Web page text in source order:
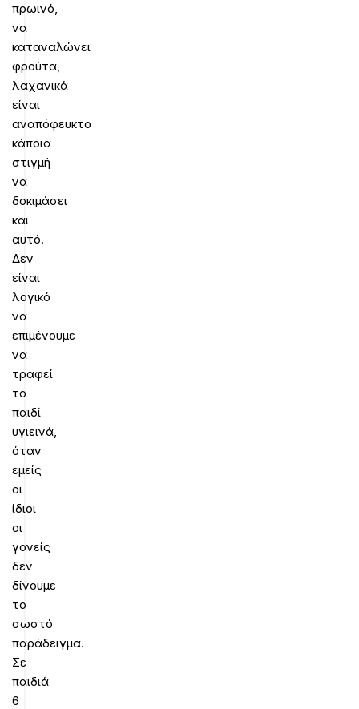
πρωινό,
να
καταναλώνει
φρούτα,
λαχανικά
είναι
αναπόφευκτο
κάποια
στιγμή
να
δοκιμάσει
και
αυτό.
Δεν
είναι
λογικό
να
επιμένουμε
να
τραφεί
το
παιδί
υγιεινά,
όταν
εμείς
οι
ίδιοι
οι
γονείς
δεν
δίνουμε
το
σωστό
παράδειγμα.
Σε
παιδιά
6